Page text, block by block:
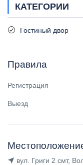
КАТЕГОРИИ
Гостиный двор
Правила
Регистрация
Выезд
вул. Григи 2 смт,